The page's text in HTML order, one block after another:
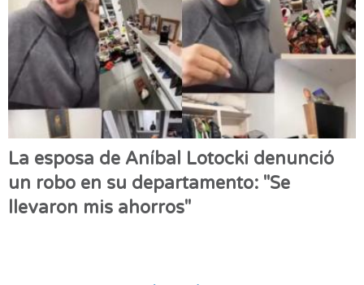
La esposa de Aníbal Lotocki denunció
un robo en su departamento: "Se
llevaron mis ahorros"